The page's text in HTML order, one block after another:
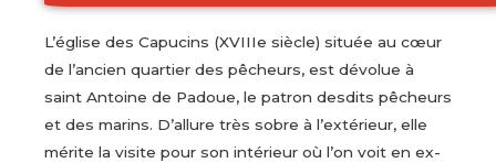
L’église des Capucins (XVIIIe siècle) située au cœur
de l’ancien quartier des pêcheurs, est dévolue à
saint Antoine de Padoue, le patron desdits pêcheurs
et des marins. D’allure très sobre à l’extérieur, elle
mérite la visite pour son intérieur où l’on voit en ex-